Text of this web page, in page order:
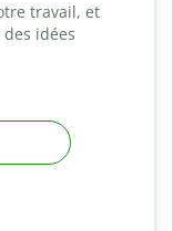
travail, et
idées